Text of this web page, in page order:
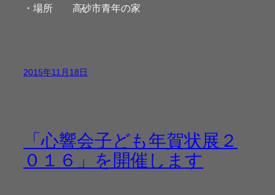
・場所 高砂市青年の家
2015年11月18日
「心響会子ども年賀状展２
０１６」を開催します